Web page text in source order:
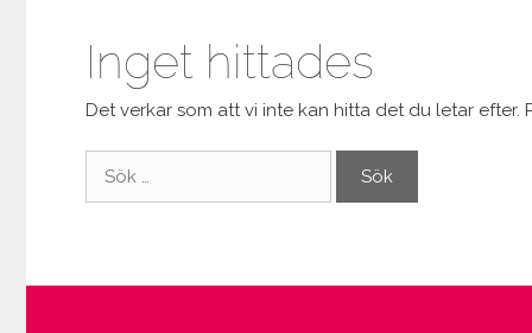
Inget hittades
Det verkar som att vi inte kan hitta det du letar efter.
efter: